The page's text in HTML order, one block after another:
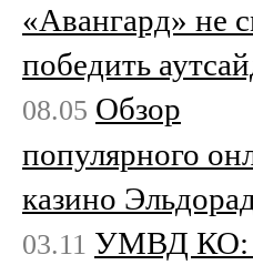
«Авангард» не
победить
08.05 Обзор
популярного
казино
03.11 УМВД КО: